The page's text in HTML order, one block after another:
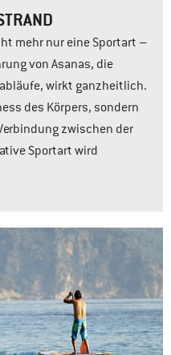
mehr nur eine Sportart –
von Asanas, die
wirkt ganzheitlich.
des Körpers, sondern
zwischen der
Sportart wird